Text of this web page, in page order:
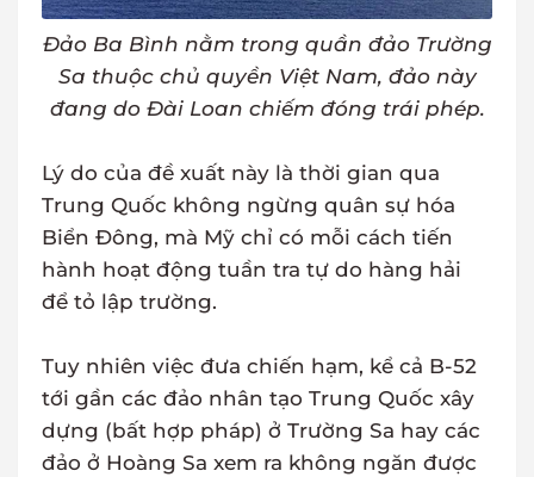
Đảo Ba Bình nằm trong quần đảo Trường
Sa thuộc chủ quyền Việt Nam, đảo này
đang do Đài Loan chiếm đóng trái phép.
Lý do của đề xuất này là thời gian qua
Trung Quốc không ngừng quân sự hóa
Biển Đông, mà Mỹ chỉ có mỗi cách tiến
hành hoạt động tuần tra tự do hàng hải
để tỏ lập trường.
Tuy nhiên việc đưa chiến hạm, kể cả B-52
tới gần các đảo nhân tạo Trung Quốc xây
dựng (bất hợp pháp) ở Trường Sa hay các
đảo ở Hoàng Sa xem ra không ngăn được